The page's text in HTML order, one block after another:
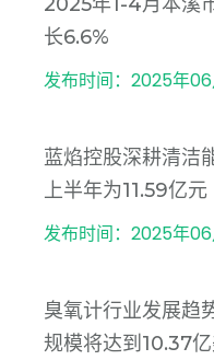
长6.6%
发布时间：2025年
蓝焰控股深耕清洁
上半年为11.59亿元
发布时间：2025年
臭氧计行业发展趋
规模将达到10.37